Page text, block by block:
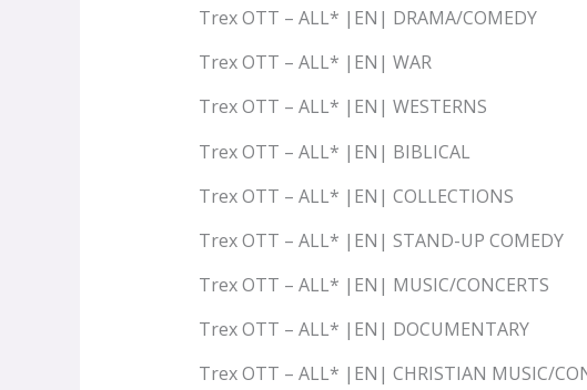
Trex OTT – ALL* |EN| DRAMA/COMEDY
Trex OTT – ALL* |EN| WAR
Trex OTT – ALL* |EN| WESTERNS
Trex OTT – ALL* |EN| BIBLICAL
Trex OTT – ALL* |EN| COLLECTIONS
Trex OTT – ALL* |EN| STAND-UP COMEDY
Trex OTT – ALL* |EN| MUSIC/CONCERTS
Trex OTT – ALL* |EN| DOCUMENTARY
Trex OTT – ALL* |EN| CHRISTIAN MUSIC/